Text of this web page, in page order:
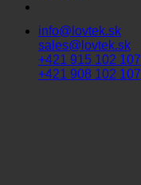
info@lovtek.sk
sales@lovtek.sk
+421 915 102 107
+421 908 102 107